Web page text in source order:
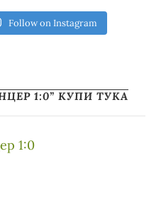
Follow on Instagram
1:0” КУПИ ТУКА